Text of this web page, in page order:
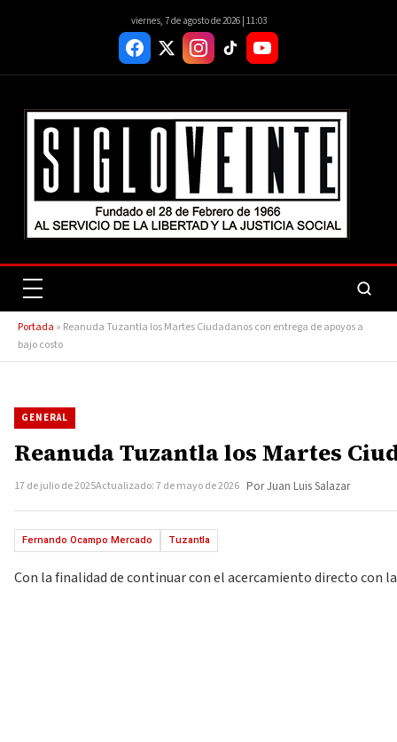
viernes, 7 de agosto de 2026 | 11:03
Portada » Reanuda Tuzantla los Martes Ciudadanos con entrega de apoyos a
bajo costo
GENERAL
Reanuda Tuzantla los Martes
17 de julio de 2025Actualizado: 7 de mayo de 2026 Por Juan Luis Salazar
Fernando Ocampo Mercado Tuzantla
Con la finalidad de continuar con el acercamiento directo con